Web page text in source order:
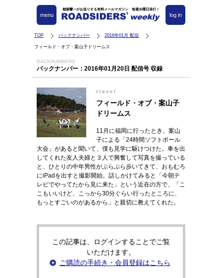
都築響一がお送りする有料メールマガジン 毎週水曜日発行！
log in
menu
TOP バックナンバー 2016年01月 配信
フィールド・オブ・案山子ドリームス
BACKNUMBERS
バックナンバー：2016年01月20日 配信号 収録
travel
フィールド・オブ・案山子
ドリームス
11月に福岡に行ったとき、案山
子による「24時間ソフトボール
大会」があると聞いて、僕も見学に駆けつけた。車を出
してくれた友人夫婦と３人で興奮して写真を撮っている
と、ひとりの中年男性がぶらぶら歩いてきて、おもむろ
にiPadを出すと撮影開始。話しかけてみると「今朝テ
レビでやってたから見に来た」という近在の方で、「こ
こもいいけど、こっから30分ぐらい行ったところに、
もっとすごいのがあるから」と親切に教えてくれた。
この記事は、ログインすることでご覧
いただけます。
ご購読の手続き・会員登録はこちら